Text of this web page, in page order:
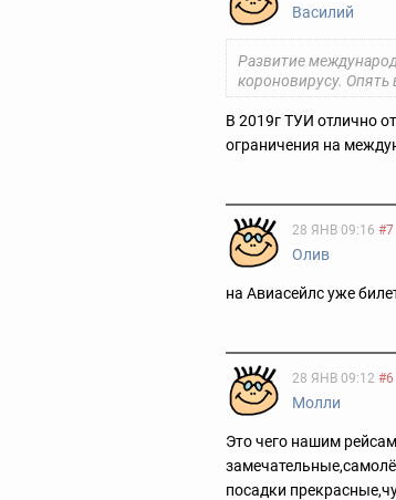
Василий
Развитие
короновирусу.
В 2019г ТУИ отлично
ограничения на
28 ЯНВ 09:16 #7
Олив
на Авиасейлс уже
28 ЯНВ 09:12 #6
Молли
Это чего нашим
посадки